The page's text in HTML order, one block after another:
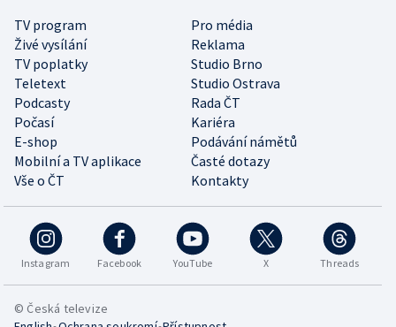
TV program
Pro média
Živé vysílání
Reklama
TV poplatky
Studio Brno
Teletext
Studio Ostrava
Podcasty
Rada ČT
Počasí
Kariéra
E-shop
Podávání námětů
Mobilní a TV aplikace
Časté dotazy
Vše o ČT
Kontakty
Instagram Facebook YouTube X Threads
© Česká televize